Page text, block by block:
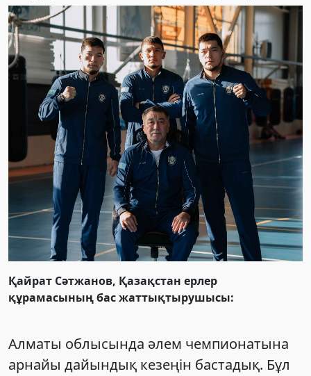
Қайрат Сәтжанов, Қазақстан ерлер
құрамасының бас жаттықтырушысы:
Алматы облысында әлем чемпионатына
арнайы дайындық кезеңін бастадық. Бұл